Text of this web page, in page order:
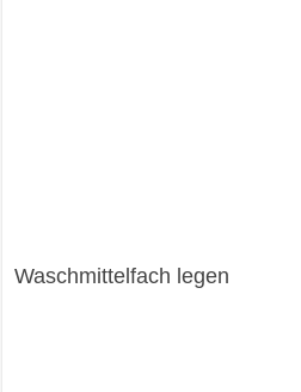
Waschmittelfach legen